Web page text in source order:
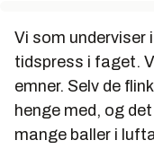
Vi som underviser
tidspress i faget.
emner. Selv de
henge med, og
mange baller i